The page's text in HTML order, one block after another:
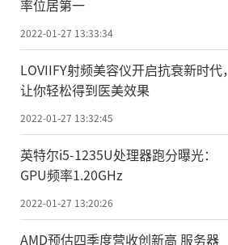
率位居第一
2022-01-27 13:33:34
LOVIIFY射频美容仪开启抗衰新时代，
让你轻松得到医美效果
2022-01-27 13:32:45
英特尔i5-1235U处理器跑分曝光：
GPU频率1.20GHz
2022-01-27 13:20:26
AMD预估四季度营收创新高 服务器